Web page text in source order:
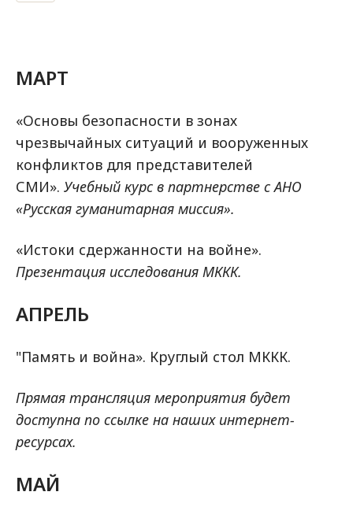
МАРТ
«Основы безопасности в зонах
чрезвычайных ситуаций и вооруженных
конфликтов для представителей
СМИ». Учебный курс в партнерстве с АНО
«Русская гуманитарная миссия».
«Истоки сдержанности на войне».
Презентация исследования МККК.
АПРЕЛЬ
"Память и война». Круглый стол МККК.
Прямая трансляция мероприятия будет
доступна по ссылке на наших интернет-
ресурсах.
МАЙ